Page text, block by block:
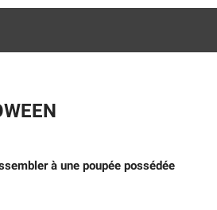
à une poupée possédée